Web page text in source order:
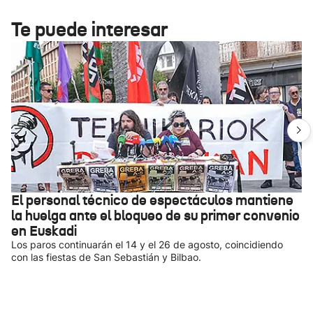
Te puede interesar
El personal técnico de espectáculos mantiene
la huelga ante el bloqueo de su primer convenio
en Euskadi
Los paros continuarán el 14 y el 26 de agosto, coincidiendo
con las fiestas de San Sebastián y Bilbao.